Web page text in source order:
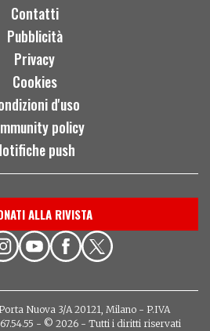
Contatti
Pubblicità
Privacy
Cookies
d'uso
policy
push
ALLA RIVISTA
Nuova 3/A 20121, Milano - P.IVA
- © 2026 - Tutti i diritti riservati